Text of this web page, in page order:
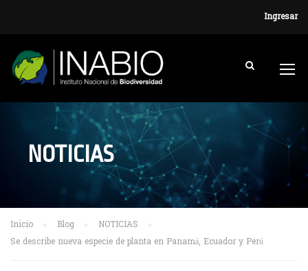
Ingresar
NOTICIAS
Inicio Blog
NOTICIAS
Se describe nueva especie de planta en Panamá, Ecuador y Perú